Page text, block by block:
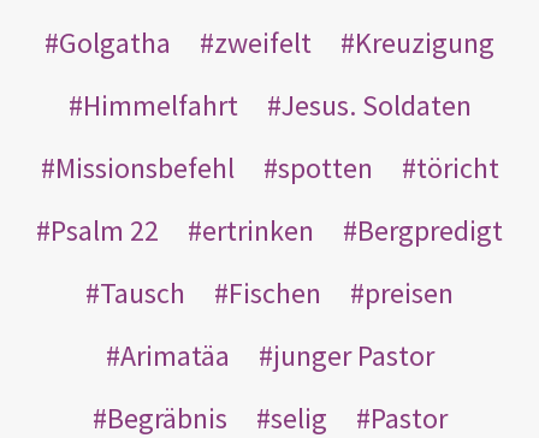
Golgatha
zweifelt
Kreuzigung
Himmelfahrt
Jesus. Soldaten
Missionsbefehl
spotten
töricht
Psalm 22
ertrinken
Bergpredigt
Tausch
Fischen
preisen
Arimatäa
junger Pastor
Begräbnis
selig
Pastor